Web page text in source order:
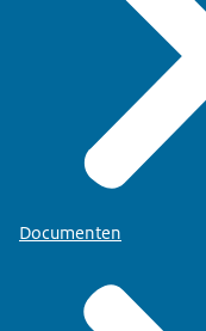
Documenten